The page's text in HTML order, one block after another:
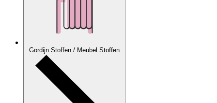
Gordijn Stoffen / Meubel Stoffen